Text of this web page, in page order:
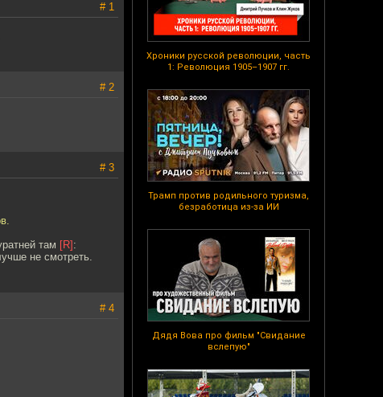
Хроники русской революции, часть
1: Революция 1905–1907 гг.
Трамп против родильного туризма,
безработица из-за ИИ
Дядя Вова про фильм "Свидание
вслепую"
# 1
# 2
# 3
там [R] :
не смотреть.
# 4